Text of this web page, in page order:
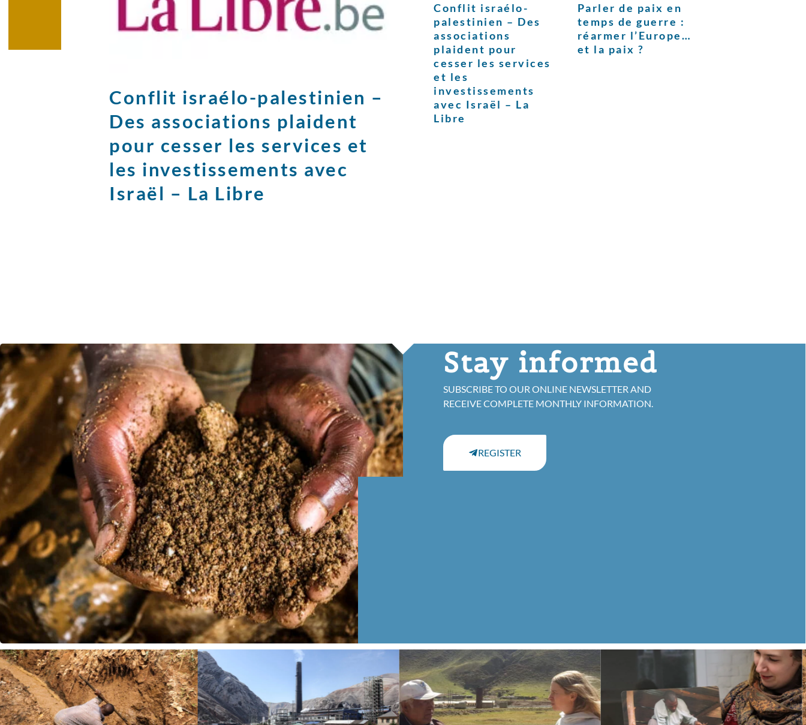
Conflit israélo-palestinien –
Des associations plaident
pour cesser les services et
les investissements avec
Israël – La Libre
Conflit israélo-
palestinien – Des
associations
plaident pour
cesser les services
et les
investissements
avec Israël – La
Libre
Parler de paix en
temps de guerre :
réarmer l’Europe…
et la paix ?
Stay informed
SUBSCRIBE TO OUR ONLINE NEWSLETTER AND
RECEIVE COMPLETE MONTHLY INFORMATION.
REGISTER